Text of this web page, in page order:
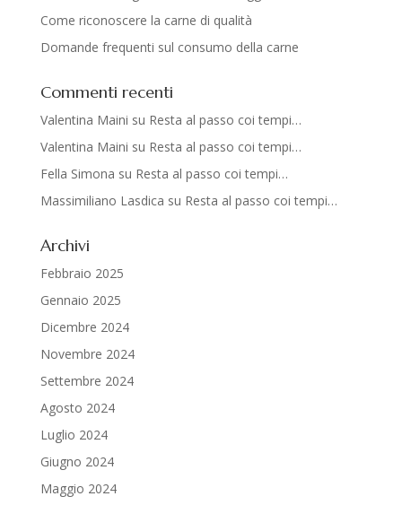
Come riconoscere la carne di qualità
Domande frequenti sul consumo della carne
Commenti recenti
Valentina Maini su Resta al passo coi tempi…
Valentina Maini su Resta al passo coi tempi…
Fella Simona su Resta al passo coi tempi…
Massimiliano Lasdica su Resta al passo coi tempi…
Archivi
Febbraio 2025
Gennaio 2025
Dicembre 2024
Novembre 2024
Settembre 2024
Agosto 2024
Luglio 2024
Giugno 2024
Maggio 2024